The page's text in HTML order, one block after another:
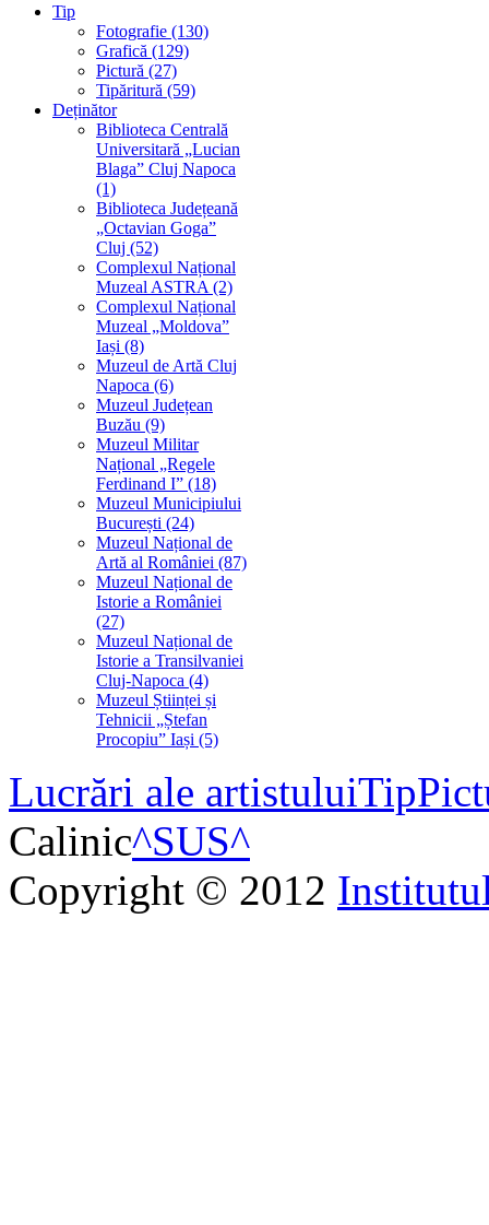
Tip
Fotografie (130)
Grafică (129)
Pictură (27)
Tipăritură (59)
Deținător
Biblioteca Centrală
Universitară „Lucian
Blaga” Cluj Napoca
(1)
Biblioteca Județeană
„Octavian Goga”
Cluj (52)
Complexul Național
Muzeal ASTRA (2)
Complexul Național
Muzeal „Moldova”
Iași (8)
Muzeul de Artă Cluj
Napoca (6)
Muzeul Județean
Buzău (9)
Muzeul Militar
Național „Regele
Ferdinand I” (18)
Muzeul Municipiului
București (24)
Muzeul Național de
Artă al României (87)
Muzeul Național de
Istorie a României
(27)
Muzeul Național de
Istorie a Transilvaniei
Cluj-Napoca (4)
Muzeul Științei și
Tehnicii „Ștefan
Procopiu” Iași (5)
Lucrări ale artistuluiTip
Calinic^SUS^
Copyright © 2012